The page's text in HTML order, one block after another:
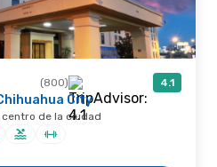
(800) 4.1
City
centro de la ciudad